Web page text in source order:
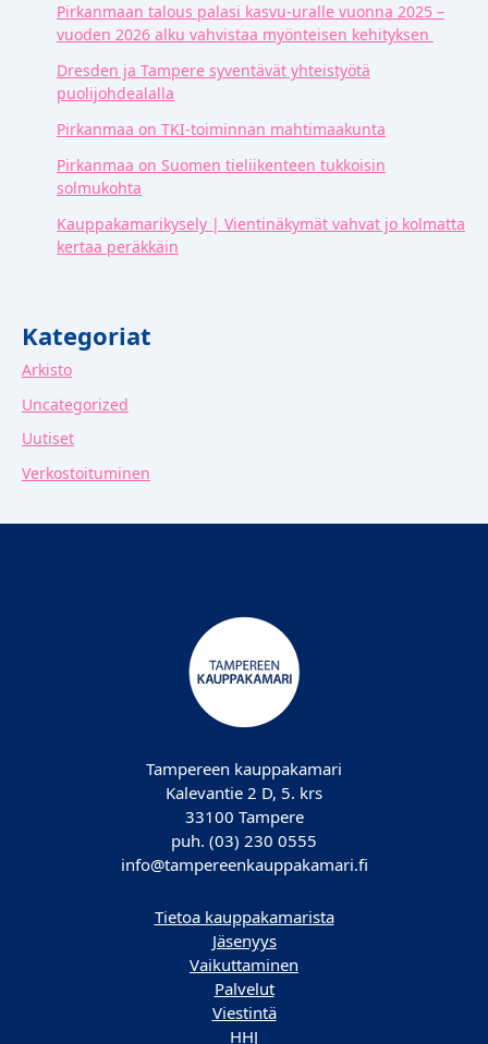
Pirkanmaan talous palasi kasvu-uralle vuonna 2025 –
vuoden 2026 alku vahvistaa myönteisen kehityksen
Dresden ja Tampere syventävät yhteistyötä
puolijohdealalla
Pirkanmaa on TKI-toiminnan mahtimaakunta
Pirkanmaa on Suomen tieliikenteen tukkoisin
solmukohta
Kauppakamarikysely | Vientinäkymät vahvat jo kolmatta
kertaa peräkkäin
Kategoriat
Arkisto
Uncategorized
Uutiset
Verkostoituminen
Tampereen kauppakamari
Kalevantie 2 D, 5. krs
33100 Tampere
puh. (03) 230 0555
info@tampereenkauppakamari.fi
Tietoa kauppakamarista
Jäsenyys
Vaikuttaminen
Palvelut
Viestintä
HHJ